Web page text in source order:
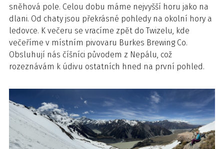
sněhová pole. Celou dobu máme nejvyšší horu jako na
dlani. Od chaty jsou překrásné pohledy na okolní hory a
ledovce. K večeru se vracíme zpět do Twizelu, kde
večeříme v místním pivovaru Burkes Brewing Co.
Obsluhují nás číšníci původem z Nepálu, což
rozeznávám k údivu ostatních hned na první pohled.